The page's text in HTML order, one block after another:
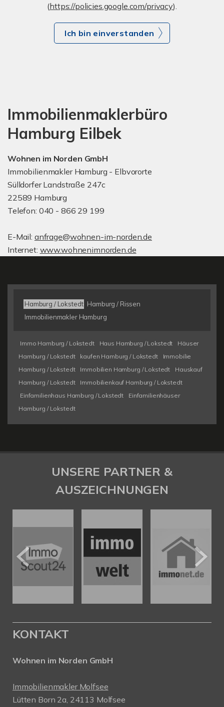
(https://policies.google.com/privacy).
Ich bin einverstanden
Immobilienmaklerbüro
Hamburg Eilbek
Wohnen im Norden GmbH
Immobilienmakler Hamburg - Elbvororte
Sülldorfer Landstraße 247c
22589 Hamburg
Telefon: 040 - 866 29 199
E-Mail: anfrage@wohnen-im-norden.de
Internet: www.wohnenimnorden.de
Hamburg / Lokstedt Hamburg / Rissen
Immobilienmakler Hamburg
Immo Hamburg / Lokstedt Haus Hamburg / Lokstedt
Häuser
Hamburg / Lokstedt
kaufen Hamburg / Lokstedt
Immobilie
Hamburg / Lokstedt
Immobilien Hamburg / Lokstedt
Hauskauf
Hamburg / Lokstedt
Immobilienkauf Hamburg / Lokstedt
Einfamilienhaus Hamburg / Lokstedt
Einfamilienhäuser
Hamburg / Lokstedt
UNSERE PARTNER &
AUSZEICHNUNGEN
KONTAKT
Wohnen im Norden GmbH
Immobilienmakler Molfsee
Lütten Born 2a, 24113 Molfsee